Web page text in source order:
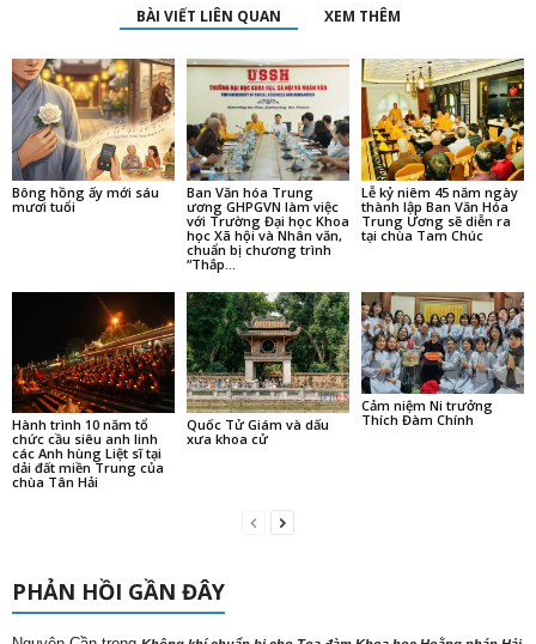
BÀI VIẾT LIÊN QUAN XEM THÊM
Bông hồng ấy mới sáu
mươi tuổi
Ban Văn hóa Trung
ương GHPGVN làm việc
với Trường Đại học Khoa
học Xã hội và Nhân văn,
chuẩn bị chương trình
“Thắp...
Lễ kỷ niêm 45 năm ngày
thành lập Ban Văn Hóa
Trung Ương sẽ diễn ra
tại chùa Tam Chúc
Hành trình 10 năm tổ
chức cầu siêu anh linh
các Anh hùng Liệt sĩ tại
dải đất miền Trung của
chùa Tân Hải
Quốc Tử Giám và dấu
xưa khoa cử
Cảm niệm Ni trưởng
Thích Đàm Chính
PHẢN HỒI GẦN ĐÂY